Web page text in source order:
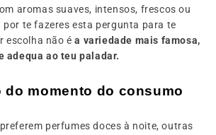
aromas suaves, intensos, frescos ou
por te fazeres esta pergunta para te
escolha não é a variedade mais famosa,
adequa ao teu paladar.
do momento do consumo
perfumes doces à noite, outras